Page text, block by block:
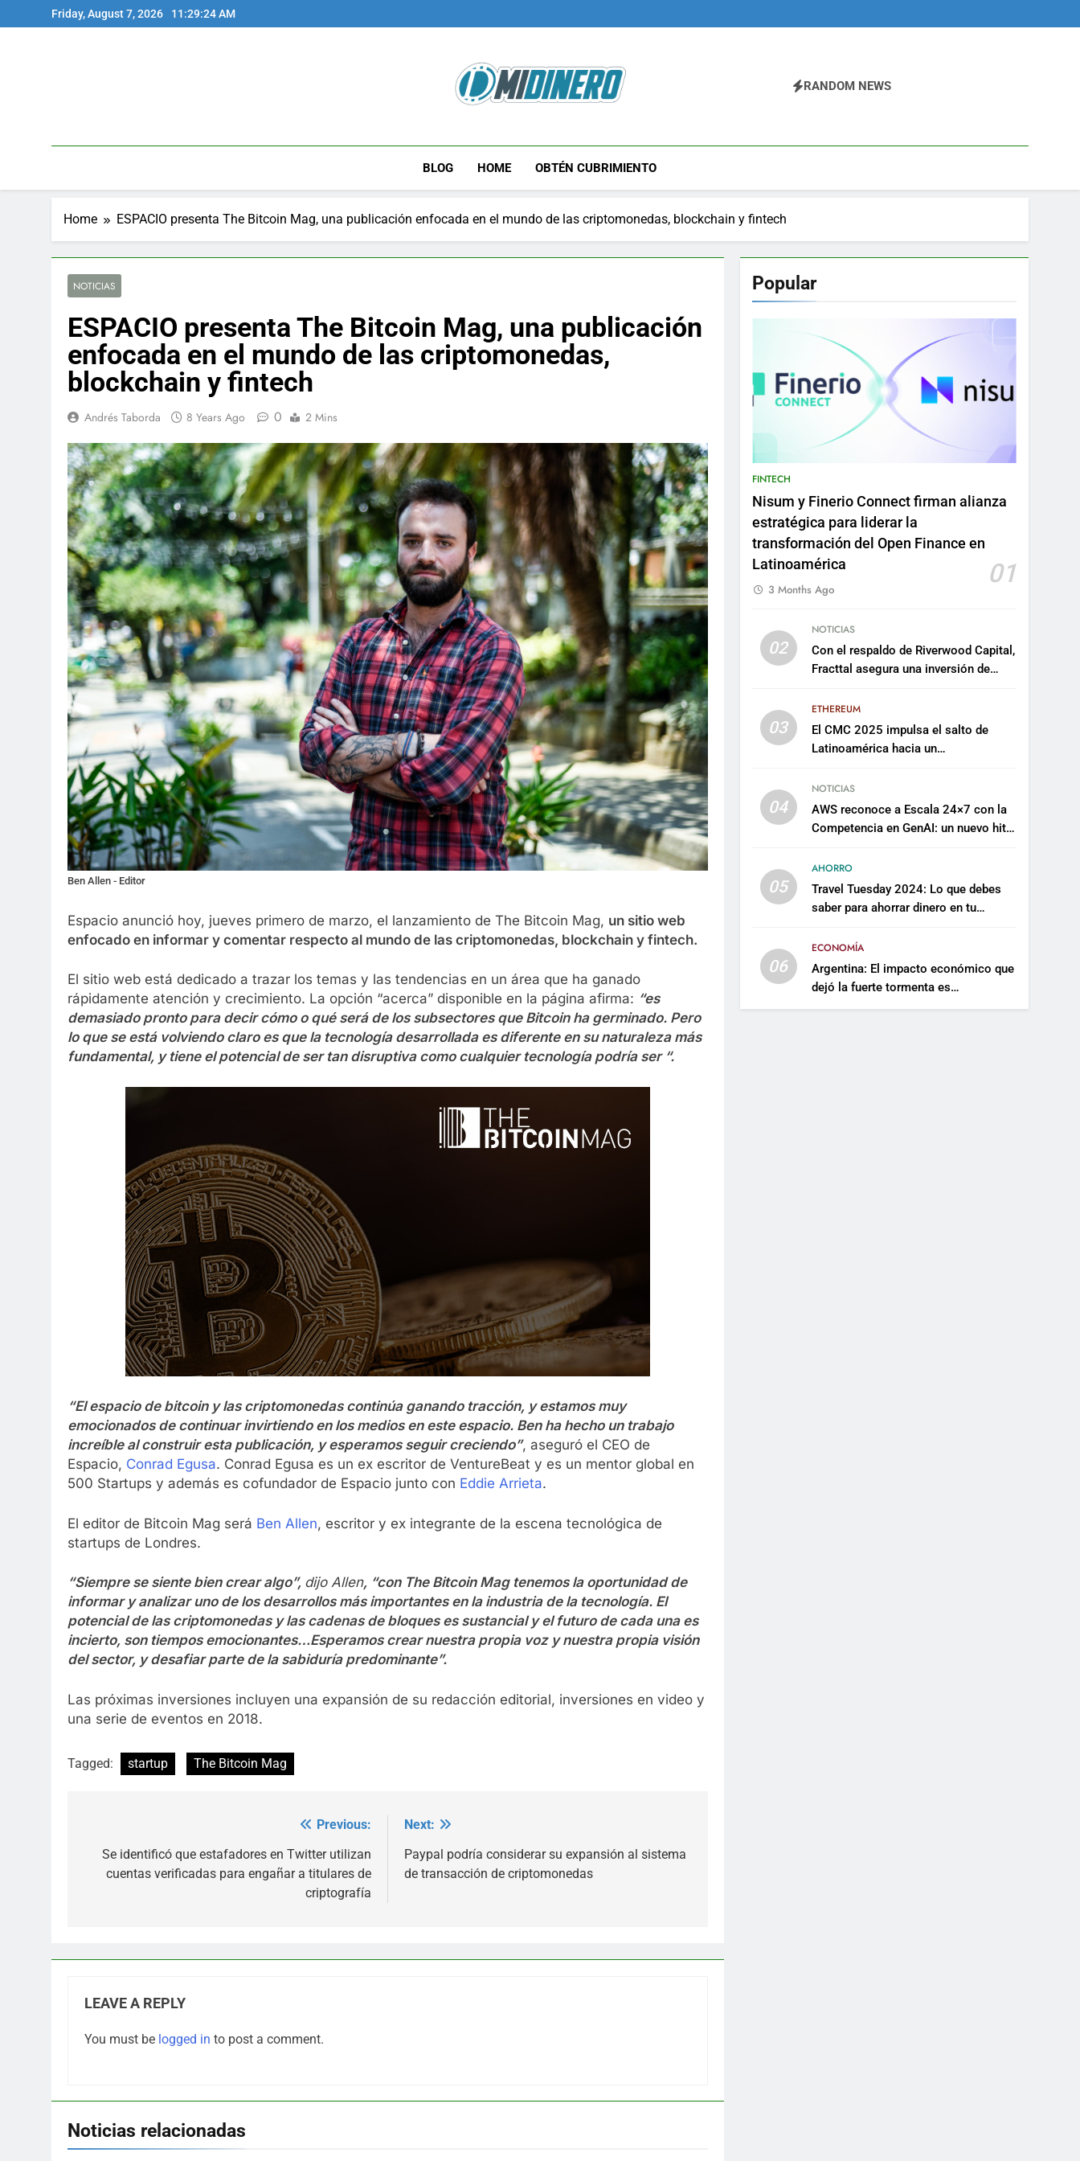
to
Friday, August 7, 2026 11:29:25 AM
Midinero.co
RANDOM NEWS
BLOG HOME OBTÉN CUBRIMIENTO
Home ESPACIO presenta The Bitcoin Mag, una publicación enfocada en el mundo de las criptomonedas, blockchain y fintech
NOTICIAS
ESPACIO presenta The Bitcoin Mag, una publicación
enfocada en el mundo de las criptomonedas,
blockchain y fintech
Andrés Taborda 8 Years Ago 0 2 Mins
Ben Allen - Editor
Espacio anunció hoy, jueves primero de marzo, el lanzamiento de The Bitcoin Mag, un sitio web
enfocado en informar y comentar respecto al mundo de las criptomonedas, blockchain y fintech.
El sitio web está dedicado a trazar los temas y las tendencias en un área que ha ganado
rápidamente atención y crecimiento. La opción “acerca” disponible en la página afirma: “es
demasiado pronto para decir cómo o qué será de los subsectores que Bitcoin ha germinado. Pero
lo que se está volviendo claro es que la tecnología desarrollada es diferente en su naturaleza más
fundamental, y tiene el potencial de ser tan disruptiva como cualquier tecnología podría ser “.
“El espacio de bitcoin y las criptomonedas continúa ganando tracción, y estamos muy
emocionados de continuar invirtiendo en los medios en este espacio. Ben ha hecho un trabajo
increíble al construir esta publicación, y esperamos seguir creciendo”, aseguró el CEO de
Espacio, Conrad Egusa. Conrad Egusa es un ex escritor de VentureBeat y es un mentor global en
500 Startups y además es cofundador de Espacio junto con Eddie Arrieta.
El editor de Bitcoin Mag será Ben Allen, escritor y ex integrante de la escena tecnológica de
startups de Londres.
“Siempre se siente bien crear algo”, dijo Allen, “con The Bitcoin Mag tenemos la oportunidad de
informar y analizar uno de los desarrollos más importantes en la industria de la tecnología. El
potencial de las criptomonedas y las cadenas de bloques es sustancial y el futuro de cada una es
incierto, son tiempos emocionantes…Esperamos crear nuestra propia voz y nuestra propia visión
del sector, y desafiar parte de la sabiduría predominante”.
Las próximas inversiones incluyen una expansión de su redacción editorial, inversiones en video y
una serie de eventos en 2018.
Tagged: startup The Bitcoin Mag
navigation
Previous:
Se identificó que estafadores en Twitter utilizan
cuentas verificadas para engañar a titulares de
criptografía
Next:
Paypal podría considerar su expansión al sistema
de transacción de criptomonedas
LEAVE A REPLY
You must be logged in to post a comment.
Noticias relacionadas
Popular
FINTECH
Nisum y Finerio Connect firman alianza
estratégica para liderar la
transformación del Open Finance en
Latinoamérica
01
3 Months Ago
02
NOTICIAS
Con el respaldo de Riverwood Capital,
Fracttal asegura una inversión de
plataforma
03
ETHEREUM
El CMC 2025 impulsa el salto de
Latinoamérica hacia un
sostenible
04
NOTICIAS
AWS reconoce a Escala 24×7 con la
Competencia en GenAI: un nuevo hito
artificial empresarial
05
AHORRO
Travel Tuesday 2024: Lo que debes
saber para ahorrar dinero en tu
06
ECONOMÍA
Argentina: El impacto económico que
dejó la fuerte tormenta es
incalculable